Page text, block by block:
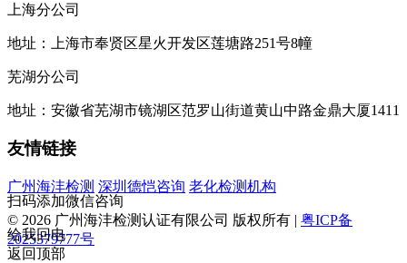
上海分公司
地址：上海市奉贤区星火开发区莲塘路251号8幢
芜湖分公司
地址：安徽省芜湖市镜湖区范罗山街道黄山中路金鼎大厦1411
友情链接
广州海沣检测 深圳德恺咨询 老化检测机构
© 2026 广州海沣检测认证有限公司 版权所有 | 粤ICP备
2025379777号
扫码添加微信咨询
给我回电
返回顶部